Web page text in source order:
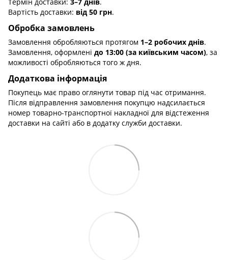
Термін доставки: 3–7 днів.
Вартість доставки: від 50 грн.
Обробка замовлень
Замовлення обробляються протягом 1–2 робочих днів.
Замовлення, оформлені до 13:00 (за київським часом), за
можливості обробляються того ж дня.
Додаткова інформація
Покупець має право оглянути товар під час отримання.
Після відправлення замовлення покупцю надсилається
номер товарно-транспортної накладної для відстеження
доставки на сайті або в додатку служби доставки.